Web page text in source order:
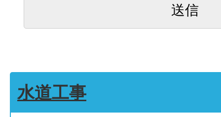
水道工事